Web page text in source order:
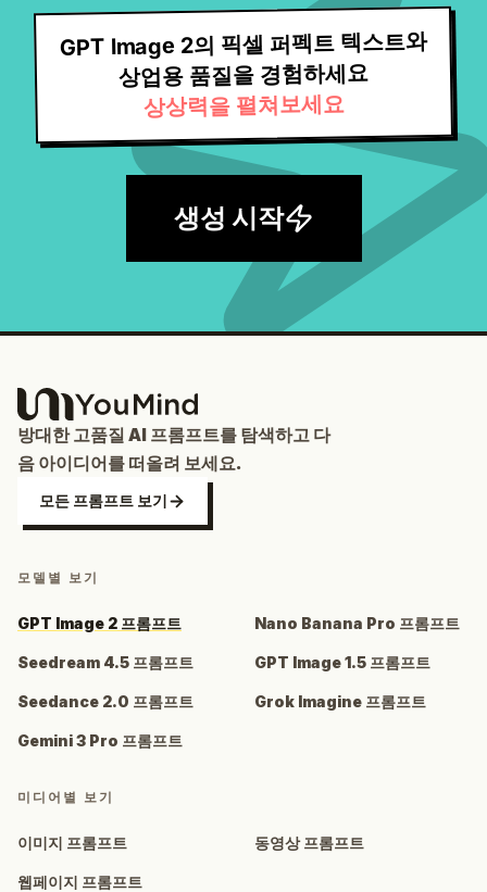
GPT Image 2의 픽셀 퍼펙트 텍스트와
상업용 품질을 경험하세요
상상력을 펼쳐보세요
생성 시작
방대한 고품질 AI 프롬프트를 탐색하고 다
음 아이디어를 떠올려 보세요.
모든 프롬프트 보기
모델별 보기
GPT Image 2 프롬프트 Nano Banana Pro 프롬프트
Seedream 4.5 프롬프트 GPT Image 1.5 프롬프트
Seedance 2.0 프롬프트 Grok Imagine 프롬프트
Gemini 3 Pro 프롬프트
미디어별 보기
이미지 프롬프트 동영상 프롬프트
웹페이지 프롬프트